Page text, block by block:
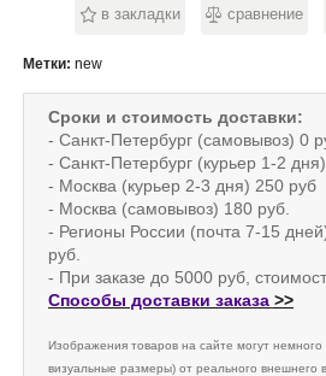
в закладки сравнение
Метки: new
Сроки и стоимость доставки:
- Санкт-Петербург (самовывоз) 0
- Санкт-Петербург (курьер 1-2
- Москва (курьер 2-3 дня) 250 руб
- Москва (самовывоз) 180 руб.
- Регионы России (почта 7-15
руб.
- При заказе до 5000 руб,
Способы доставки заказа >>
Изображения товаров на сайте могут немного
визуальные размеры) от реального внешнего